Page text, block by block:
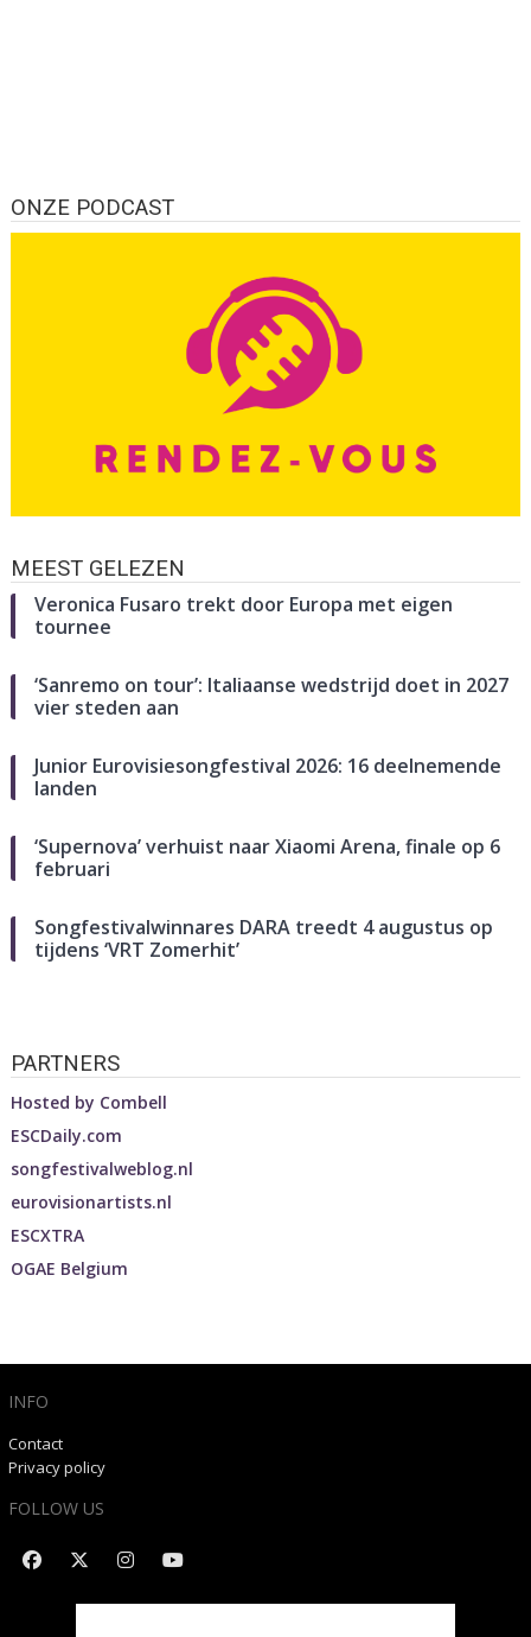
ONZE PODCAST
MEEST GELEZEN
Veronica Fusaro trekt door Europa met eigen
tournee
‘Sanremo on tour’: Italiaanse wedstrijd doet in 2027
vier steden aan
Junior Eurovisiesongfestival 2026: 16 deelnemende
landen
‘Supernova’ verhuist naar Xiaomi Arena, finale op 6
februari
Songfestivalwinnares DARA treedt 4 augustus op
tijdens ‘VRT Zomerhit’
PARTNERS
Hosted by Combell
ESCDaily.com
songfestivalweblog.nl
eurovisionartists.nl
ESCXTRA
OGAE Belgium
INFO
Contact
Privacy policy
FOLLOW US